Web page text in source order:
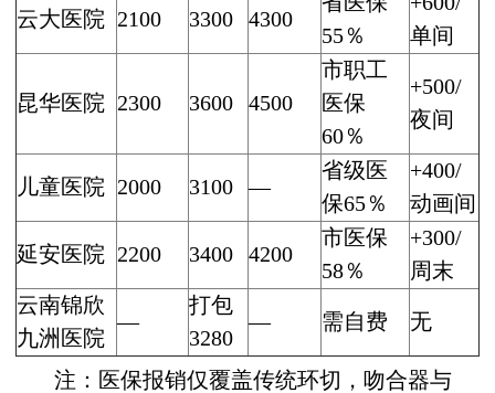
云大医院 2100 3300 4300
55％
单间
昆华医院 2300 3600 4500
市职工
医保
60％
+500/
夜间
儿童医院 2000 3100 —
省级医
保65％
+400/
动画间
延安医院 2200 3400 4200
市医保
58％
+300/
周末
云南锦欣
九洲医院
—
打包
3280
— 需自费 无
注：医保报销仅覆盖传统环切，吻合器与